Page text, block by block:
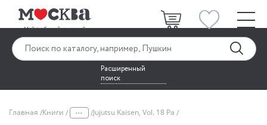
Расширенный
поиск
Главная Книги ... Jujutsu Kaisen, Vol. 18 Pa